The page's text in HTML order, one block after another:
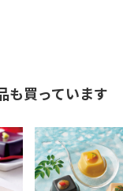
も買っています